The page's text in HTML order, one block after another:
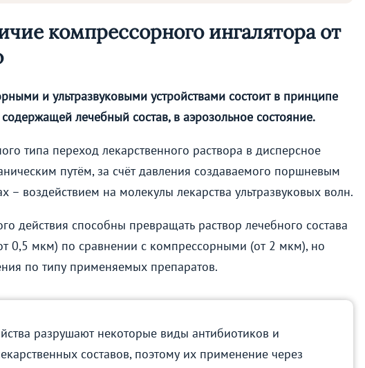
компрессорного ингалятора от
и ультразвуковыми устройствами состоит в принципе
лечебный состав, в аэрозольное состояние.
типа переход лекарственного раствора в дисперсное
путём, за счёт давления создаваемого поршневым
– воздействием на молекулы лекарства ультразвуковых волн.
действия способны превращать раствор лечебного состава
0,5 мкм) по сравнении с компрессорными (от 2 мкм), но
по типу применяемых препаратов.
разрушают некоторые виды антибиотиков и
составов, поэтому их применение через